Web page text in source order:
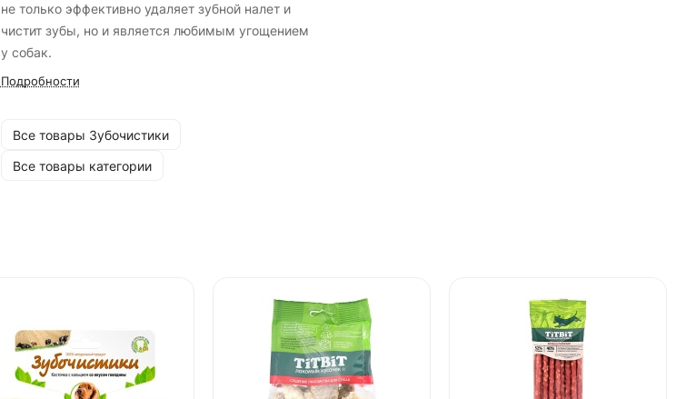
не только эффективно удаляет зубной налет и
чистит зубы, но и является любимым угощением
у собак.
Подробности
Все товары Зубочистики
Все товары категории